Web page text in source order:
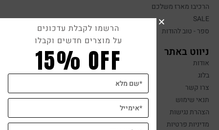
הרכיבו מארז משלכם
SALE
ספר - טוב להודות
ניווט באתר
אודות
בלוג
צרו קשר
תנאי שימוש
הצהרת נגישות
מדיניות פרטיות
הרשמו לקבלת עדכונים
על מוצרים חדשים וקבלו
15% OFF